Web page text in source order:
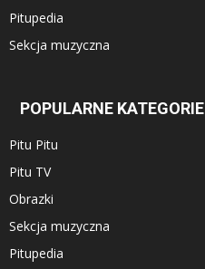
Pitupedia
Sekcja muzyczna
POPULARNE KATEGORIE
Pitu Pitu
Pitu TV
Obrazki
Sekcja muzyczna
Pitupedia